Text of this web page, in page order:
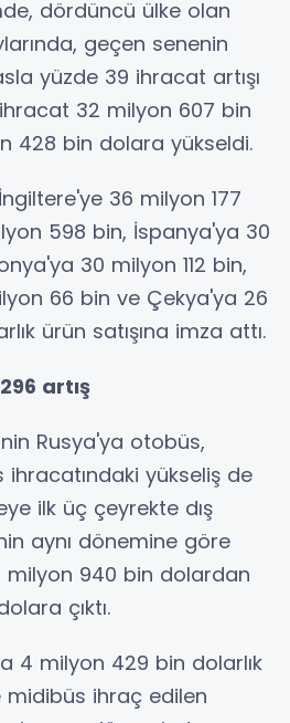
dördüncü ülke olan
geçen senenin
yüzde 39 ihracat artışı
32 milyon 607 bin
428 bin dolara yükseldi.
36 milyon 177
598 bin, İspanya'ya 30
30 milyon 112 bin,
66 bin ve Çekya'ya 26
ürün satışına imza attı.
artış
Rusya'ya otobüs,
yükseliş de
ilk üç çeyrekte dış
aynı dönemine göre
milyon 940 bin dolardan
çıktı.
4 milyon 429 bin dolarlık
ihraç edilen